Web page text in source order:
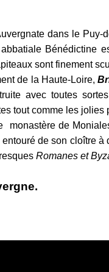
dans le Puy-
Bénédictine
sont finement
de la Haute-Loire,
avec toutes
tout comme les
monastère de
de son cloître
Romanes et